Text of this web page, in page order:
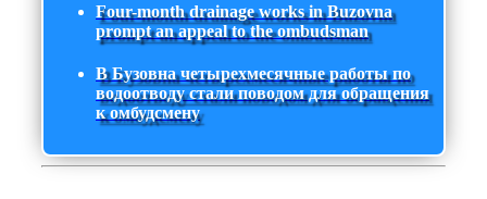
Four-month drainage works in Buzovna
prompt an appeal to the ombudsman
В Бузовна четырехмесячные работы по
водоотводу стали поводом для обращения
к омбудсмену